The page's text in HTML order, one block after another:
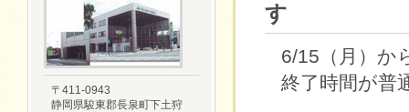
す
6/15（月）か
終了時間が普
〒411-0943
静岡県駿東郡長泉町下土狩